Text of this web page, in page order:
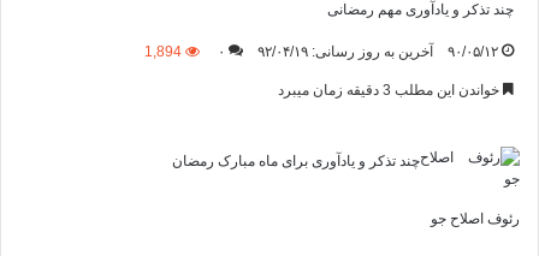
چند تذکر و یادآوری مهم رمضانی
۹۰/۰۵/۱۲ آخرین به روز رسانی: ۹۲/۰۴/۱۹ ۰ 1,894
خواندن این مطلب 3 دقیقه زمان میبرد
چند تذکر و یادآوری برای ماه مبارک رمضان
رئوف اصلاح جو